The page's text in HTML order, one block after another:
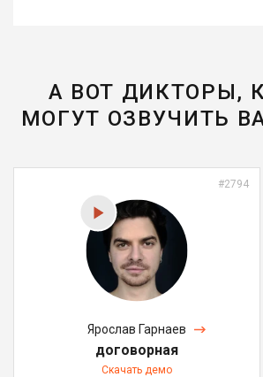
А ВОТ ДИКТОРЫ,
МОГУТ ОЗВУЧИТЬ
#2794
Ярослав Гарнаев
договорная
Скачать демо